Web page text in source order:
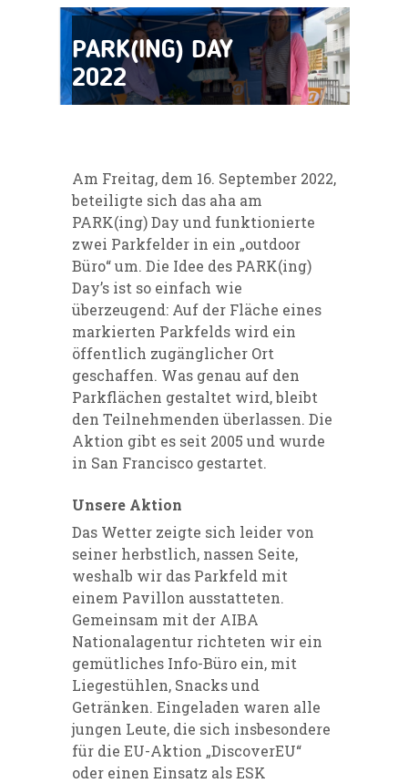
PARK(ING) DAY
2022
Am Freitag, dem 16. September 2022,
beteiligte sich das aha am
PARK(ing) Day und funktionierte
zwei Parkfelder in ein „outdoor
Büro“ um. Die Idee des PARK(ing)
Day’s ist so einfach wie
überzeugend: Auf der Fläche eines
markierten Parkfelds wird ein
öffentlich zugänglicher Ort
geschaffen. Was genau auf den
Parkflächen gestaltet wird, bleibt
den Teilnehmenden überlassen. Die
Aktion gibt es seit 2005 und wurde
in San Francisco gestartet.
Unsere Aktion
Das Wetter zeigte sich leider von
seiner herbstlich, nassen Seite,
weshalb wir das Parkfeld mit
einem Pavillon ausstatteten.
Gemeinsam mit der AIBA
Nationalagentur richteten wir ein
gemütliches Info-Büro ein, mit
Liegestühlen, Snacks und
Getränken. Eingeladen waren alle
jungen Leute, die sich insbesondere
für die EU-Aktion „DiscoverEU“
oder einen Einsatz alsESK